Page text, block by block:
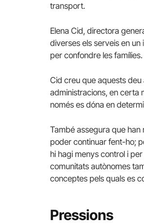
transport.
Elena Cid, directora
diverses els serveis en
per confondre les famílies.
Cid creu que aquests deu
administracions, en certa
només es dóna en
També assegura que
poder continuar fent-ho;
hi hagi menys control i
comunitats autònomes
conceptes pels quals es
Pressions